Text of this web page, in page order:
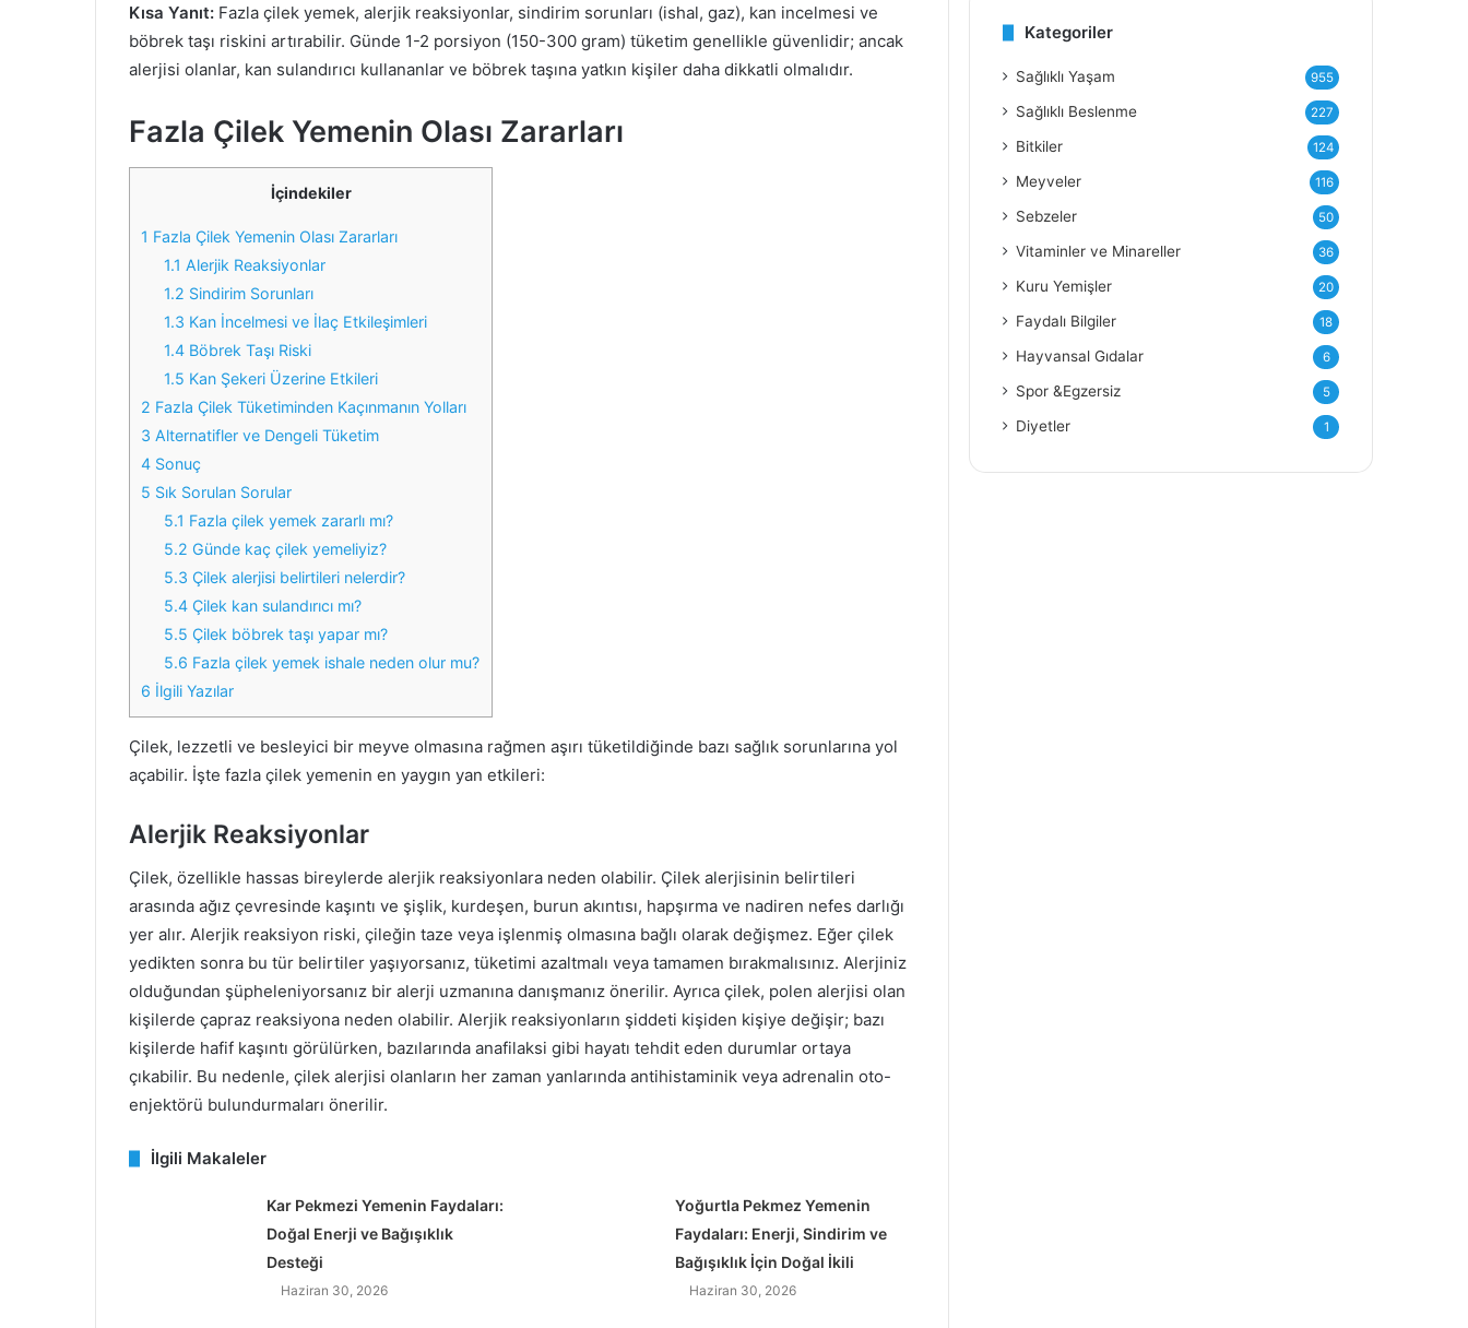
Kısa Yanıt: Fazla çilek yemek, alerjik reaksiyonlar, sindirim sorunları (ishal, gaz), kan incelmesi ve
böbrek taşı riskini artırabilir. Günde 1-2 porsiyon (150-300 gram) tüketim genellikle güvenlidir; ancak
alerjisi olanlar, kan sulandırıcı kullananlar ve böbrek taşına yatkın kişiler daha dikkatli olmalıdır.
Fazla Çilek Yemenin Olası Zararları
İçindekiler
1 Fazla Çilek Yemenin Olası Zararları
1.1 Alerjik Reaksiyonlar
1.2 Sindirim Sorunları
1.3 Kan İncelmesi ve İlaç Etkileşimleri
1.4 Böbrek Taşı Riski
1.5 Kan Şekeri Üzerine Etkileri
2 Fazla Çilek Tüketiminden Kaçınmanın Yolları
3 Alternatifler ve Dengeli Tüketim
4 Sonuç
5 Sık Sorulan Sorular
5.1 Fazla çilek yemek zararlı mı?
5.2 Günde kaç çilek yemeliyiz?
5.3 Çilek alerjisi belirtileri nelerdir?
5.4 Çilek kan sulandırıcı mı?
5.5 Çilek böbrek taşı yapar mı?
5.6 Fazla çilek yemek ishale neden olur mu?
6 İlgili Yazılar
Çilek, lezzetli ve besleyici bir meyve olmasına rağmen aşırı tüketildiğinde bazı sağlık sorunlarına yol
açabilir. İşte fazla çilek yemenin en yaygın yan etkileri:
Alerjik Reaksiyonlar
Çilek, özellikle hassas bireylerde alerjik reaksiyonlara neden olabilir. Çilek alerjisinin belirtileri
arasında ağız çevresinde kaşıntı ve şişlik, kurdeşen, burun akıntısı, hapşırma ve nadiren nefes darlığı
yer alır. Alerjik reaksiyon riski, çileğin taze veya işlenmiş olmasına bağlı olarak değişmez. Eğer çilek
yedikten sonra bu tür belirtiler yaşıyorsanız, tüketimi azaltmalı veya tamamen bırakmalısınız. Alerjiniz
olduğundan şüpheleniyorsanız bir alerji uzmanına danışmanız önerilir. Ayrıca çilek, polen alerjisi olan
kişilerde çapraz reaksiyona neden olabilir. Alerjik reaksiyonların şiddeti kişiden kişiye değişir; bazı
kişilerde hafif kaşıntı görülürken, bazılarında anafilaksi gibi hayatı tehdit eden durumlar ortaya
çıkabilir. Bu nedenle, çilek alerjisi olanların her zaman yanlarında antihistaminik veya adrenalin oto-
enjektörü bulundurmaları önerilir.
İlgili Makaleler
Kar Pekmezi Yemenin Faydaları:
Doğal Enerji ve Bağışıklık
Desteği
Haziran 30, 2026
Yoğurtla Pekmez Yemenin
Faydaları: Enerji, Sindirim ve
Bağışıklık İçin Doğal İkili
Haziran 30, 2026
e
Kategoriler
Sağlıklı Yaşam 955
Sağlıklı Beslenme 227
Bitkiler 124
Meyveler 116
Sebzeler 50
Vitaminler ve Minareller 36
Kuru Yemişler 20
Faydalı Bilgiler 18
Hayvansal Gıdalar 6
Spor &Egzersiz 5
Diyetler 1